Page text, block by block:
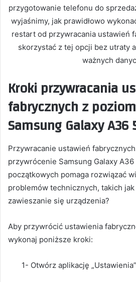
przygotowanie telefonu do
wyjaśnimy, jak prawidłowo
restart od przywracania ustawień
skorzystać z tej opcji bez utraty
ważnych
Kroki przywracania
fabrycznych z
Samsung Galaxy A36
Przywracanie ustawień
przywrócenie Samsung Galaxy
początkowych pomaga rozwiązać
problemów technicznych, takich
zawieszanie się urządzenia?
Aby przywrócić ustawienia
wykonaj poniższe kroki:
1- Otwórz aplikację